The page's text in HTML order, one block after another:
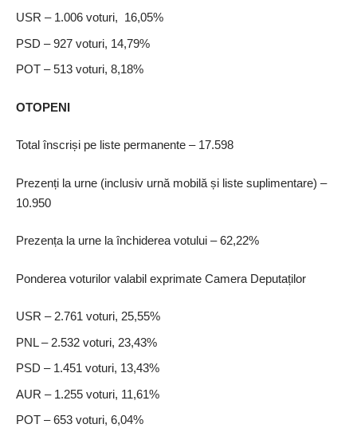
USR – 1.006 voturi, 16,05%
PSD – 927 voturi, 14,79%
POT – 513 voturi, 8,18%
OTOPENI
Total înscriși pe liste permanente – 17.598
Prezenți la urne (inclusiv urnă mobilă și liste suplimentare) –
10.950
Prezența la urne la închiderea votului – 62,22%
Ponderea voturilor valabil exprimate Camera Deputaților
USR – 2.761 voturi, 25,55%
PNL – 2.532 voturi, 23,43%
PSD – 1.451 voturi, 13,43%
AUR – 1.255 voturi, 11,61%
POT – 653 voturi, 6,04%